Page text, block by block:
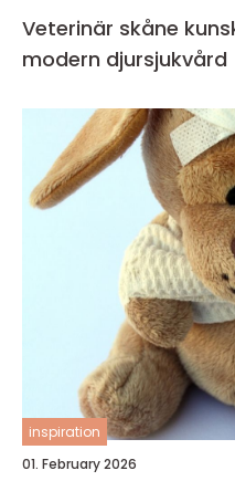
Veterinär skåne kunskap, trygghet och
modern djursjukvård
inspiration
01. February 2026